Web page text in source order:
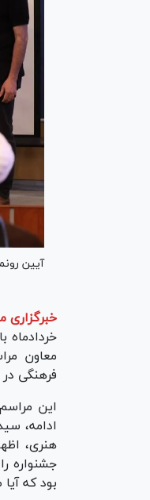
آیین
خبرگزاری
خردادماه
معاون
فرهنگی
این
ادامه،
جشنواره
بود که